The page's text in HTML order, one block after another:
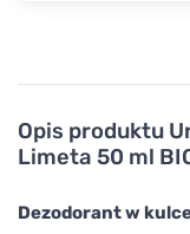
Opis produktu
Limeta 50 ml
Dezodorant w